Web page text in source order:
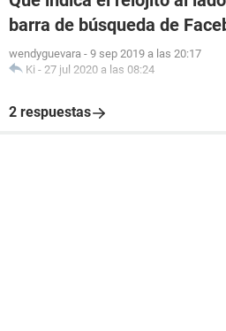
barra de búsqueda de
wendyguevara - 9 sep 2019 a las 20:17
Ki - 27 jul 2020 a las 08:24
2 respuestas